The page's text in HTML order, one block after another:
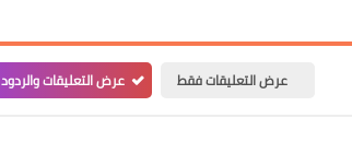
عرض التعليقات فقط عرض التعليقات والردود